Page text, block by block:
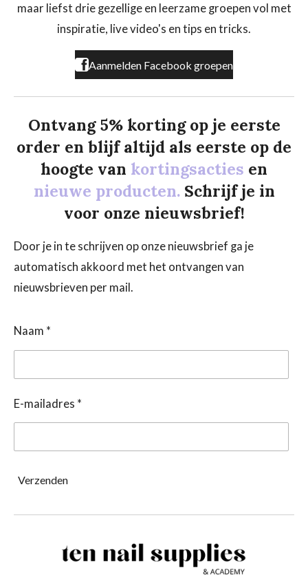
o
k
r
a
maar liefst drie gezellige en leerzame groepen vol met
inspiratie, live video's en tips en tricks.
Aanmelden Facebook groepen
Ontvang 5% korting op je eerste
order en blijf altijd als eerste op de
hoogte van kortingsacties en
nieuwe producten. Schrijf je in
voor onze nieuwsbrief!
Door je in te schrijven op onze nieuwsbrief ga je
automatisch akkoord met het ontvangen van
nieuwsbrieven per mail.
Naam *
E-mailadres *
Verzenden